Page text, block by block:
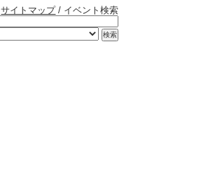
サイトマップ/ イベント検索